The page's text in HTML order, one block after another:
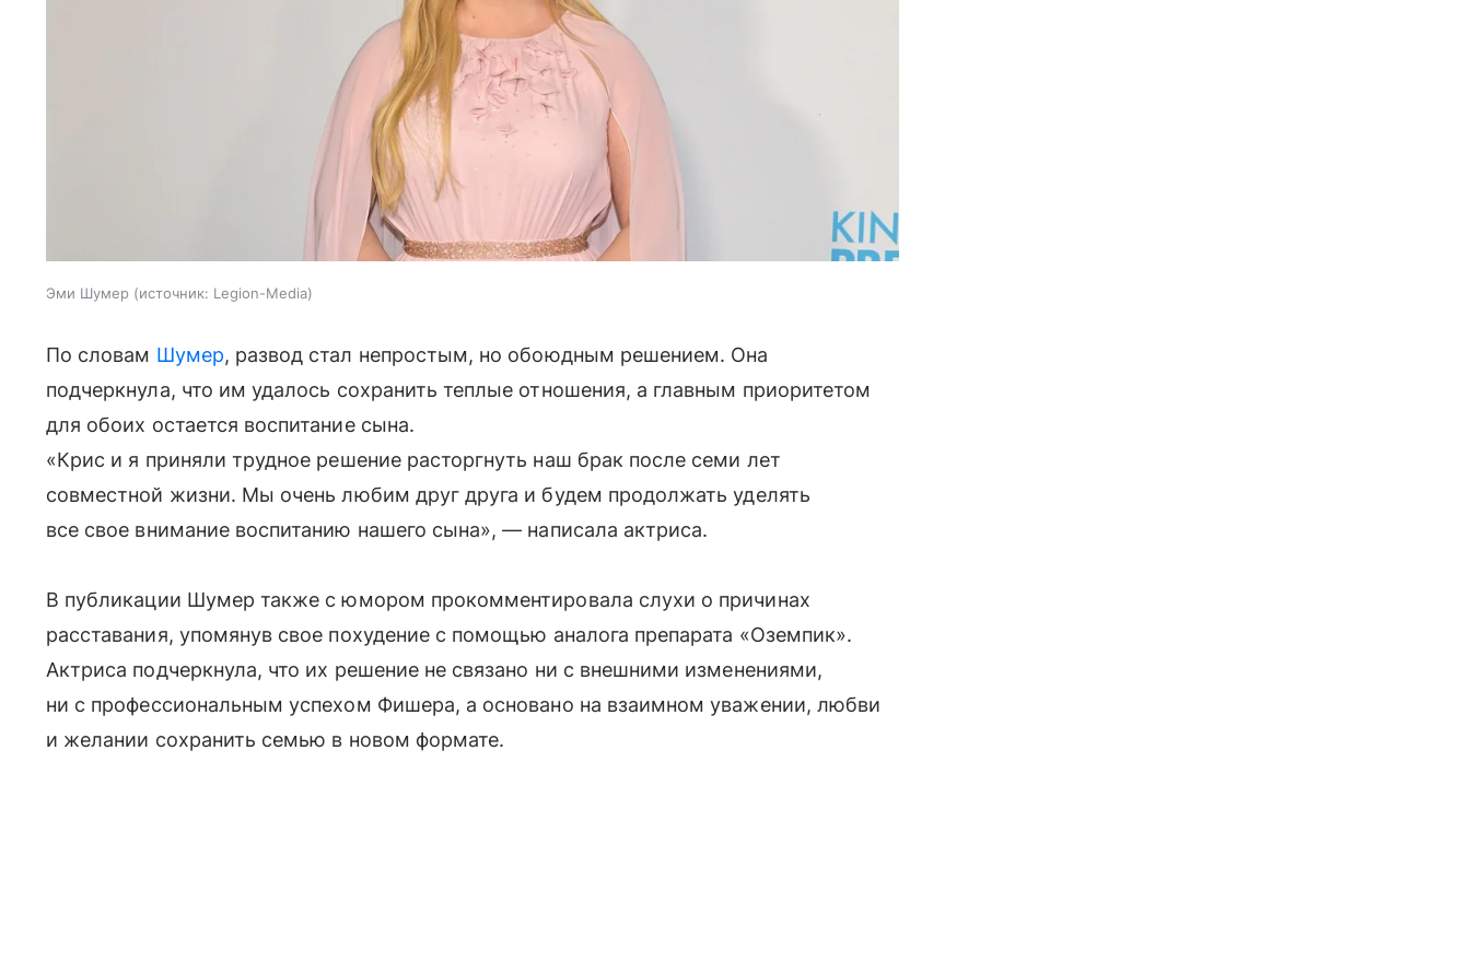
Эми Шумер источник: Legion-Media
По словам Шумер, развод стал непростым, но обоюдным решением. Она
подчеркнула, что им удалось сохранить теплые отношения, а главным приоритетом
для обоих остается воспитание сына.
«Крис и я приняли трудное решение расторгнуть наш брак после семи лет
совместной жизни. Мы очень любим друг друга и будем продолжать уделять
все свое внимание воспитанию нашего сына», — написала актриса.
В публикации Шумер также с юмором прокомментировала слухи о причинах
расставания, упомянув свое похудение с помощью аналога препарата «Оземпик».
Актриса подчеркнула, что их решение не связано ни с внешними изменениями,
ни с профессиональным успехом Фишера, а основано на взаимном уважении, любви
и желании сохранить семью в новом формате.